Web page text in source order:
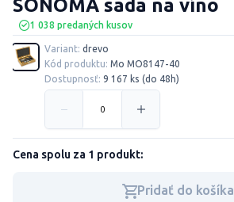
1 038 predaných kusov
SONOMA sada na víno
Variant: drevo
Kód produktu: Mo MO8147-40
Dostupnosť: 9 167 ks (do 48h)
Cena spolu za 1 produkt:
Pridať do košíka